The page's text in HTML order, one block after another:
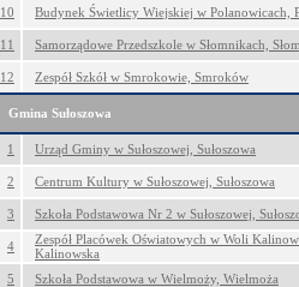
10 Budynek Świetlicy Wiejskiej w Polanowicach,
11 Samorządowe Przedszkole w Słomnikach,
12 Zespół Szkół w Smrokowie, Smroków
Gmina Sułoszowa
1 Urząd Gminy w Sułoszowej, Sułoszowa
2 Centrum Kultury w Sułoszowej, Sułoszowa
3 Szkoła Podstawowa Nr 2 w Sułoszowej,
4
Zespół Placówek Oświatowych w Woli
Kalinowska
5
Szkoła Podstawowa w Wielmoży, Wielmoża